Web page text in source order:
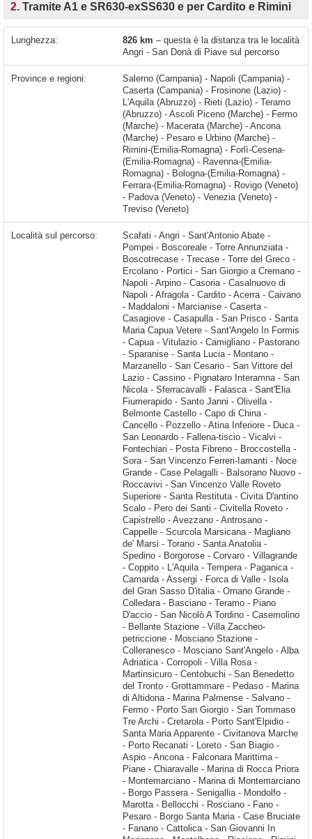
2. Tramite A1 e SR630-exSS630 e per Cardito e Rimini
Lunghezza: 826 km – questa è la distanza tra le località
Angri - San Donà di Piave sul percorso
Province e regioni:
Salerno (Campania) - Napoli (Campania) -
Caserta (Campania) - Frosinone (Lazio) -
L'Aquila (Abruzzo) - Rieti (Lazio) - Teramo
(Abruzzo) - Ascoli Piceno (Marche) - Fermo
(Marche) - Macerata (Marche) - Ancona
(Marche) - Pesaro e Urbino (Marche) -
Rimini-(Emilia-Romagna) - Forlì-Cesena-
(Emilia-Romagna) - Ravenna-(Emilia-
Romagna) - Bologna-(Emilia-Romagna) -
Ferrara-(Emilia-Romagna) - Rovigo (Veneto)
- Padova (Veneto) - Venezia (Veneto) -
Treviso (Veneto)
Località sul percorso: Scafati - Angri - Sant'Antonio Abate - Pompei - Boscoreale - Torre Annunziata - Boscotrecase - Trecase - Torre del Greco - Ercolano - Portici - San Giorgio a Cremano - Napoli - Arpino - Casoria - Casalnuovo di Napoli - Afragola - Cardito - Acerra - Caivano - Maddaloni - Marcianise - Caserta - Casagiove - Casapulla - San Prisco - Santa Maria Capua Vetere - Sant'Angelo In Formis - Capua - Vitulazio - Camigliano - Pastorano - Sparanise - Santa Lucia - Montano - Marzanello - San Cesario